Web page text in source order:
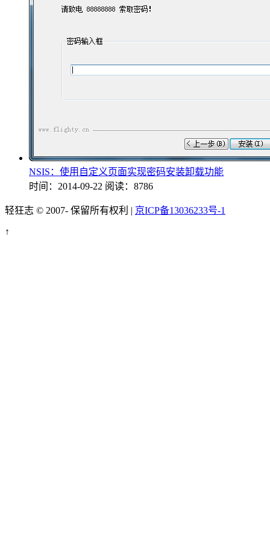
NSIS：使用自定义页面实现密码安装卸载功能
时间：2014-09-22 阅读：8786
轻狂志 © 2007- 保留所有权利 | 京ICP备13036233号-1
↑